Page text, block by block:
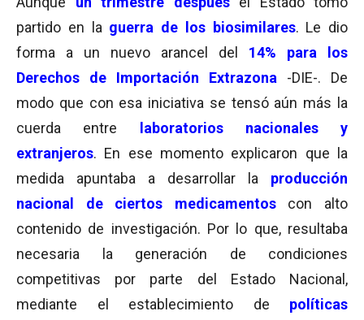
partido en la guerra de los biosimilares. Le dio
forma a un nuevo arancel del 14% para los
Derechos de Importación Extrazona -DIE-. De
modo que con esa iniciativa se tensó aún más la
cuerda entre
laboratorios nacionales y
extranjeros. En ese momento explicaron que la
medida apuntaba a desarrollar la producción
nacional de ciertos medicamentos
con alto
contenido de investigación. Por lo que, resultaba
necesaria la generación de condiciones
competitivas por parte del Estado Nacional,
mediante el establecimiento de políticas